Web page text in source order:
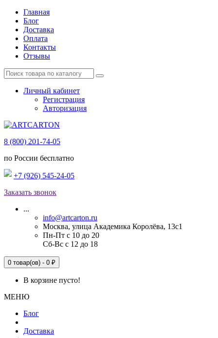
Главная
Блог
Доставка
Оплата
Контакты
Отзывы
Личный кабинет
Регистрация
Авторизация
8 (800) 201-74-05
по России бесплатно
+7 (926) 545-24-05
Заказать звонок
...
info@artcarton.ru
Москва, улица Академика Королёва, 13с1
Пн-Пт с 10 до 20
Сб-Вс с 12 до 18
0 товар(ов) - 0 ₽
В корзине пусто!
МЕНЮ
Блог
Доставка